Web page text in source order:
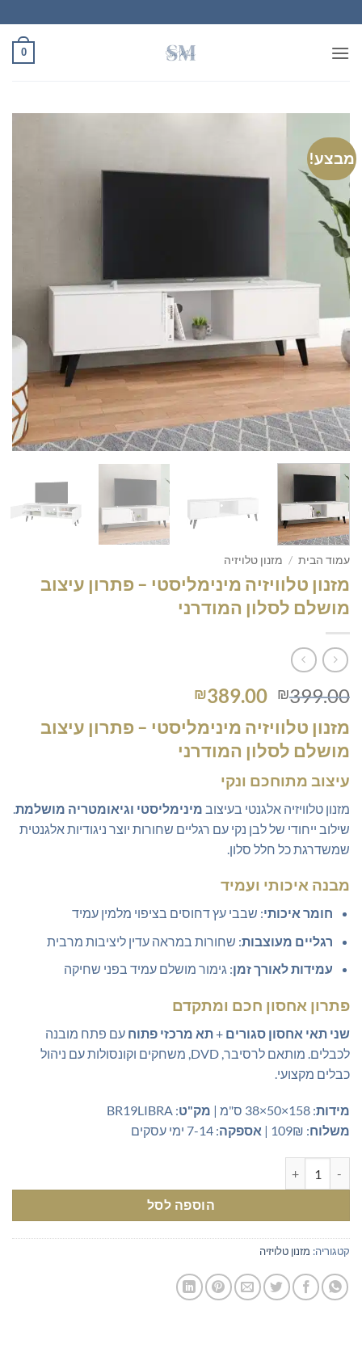
to
content
0
מבצע!
עמוד הבית / מזנון טלויזיה
מזנון טלוויזיה מינימליסטי – פתרון עיצוב
מושלם לסלון המודרני
₪399.00
המחיר
היה:
₪399.00.
₪389.00
הנוכחי
הוא:
₪389.00.
מזנון טלוויזיה מינימליסטי – פתרון עיצוב
מושלם לסלון המודרני
עיצוב מתוחכם ונקי
מזנון טלוויזיה אלגנטי בעיצוב מינימליסטי וגיאומטריה מושלמת
שילוב ייחודי של לבן נקי עם רגליים שחורות יוצר ניגודיות אלגנטית
שמשדרגת כל חלל סלון.
מבנה איכותי ועמיד
חומר איכותי: שבבי עץ דחוסים בציפוי מלמין עמיד
רגליים מעוצבות: שחורות במראה עדין ליציבות מרבית
עמידות לאורך זמן: גימור מושלם עמיד בפני שחיקה
פתרון אחסון חכם ומתקדם
שני תאי אחסון סגורים +תא מרכזי פתוח עם פתח מובנה
לכבלים. מותאם לרסיבר, DVD, משחקים וקונסולות עם ניהול
כבלים מקצועי.
מידות: 158×50×38 ס"מ | מק"ט: BR19LIBRA
משלוח: 109₪ | אספקה: 7-14 ימי עסקים
הוספה לסל
קטגוריה: מזנון טלויזיה